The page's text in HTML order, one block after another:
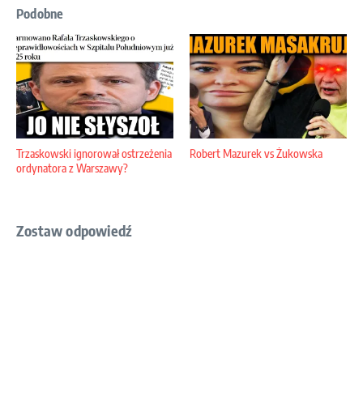
Podobne
Trzaskowski ignorował ostrzeżenia
ordynatora z Warszawy?
Robert Mazurek vs Żukowska
Zostaw odpowiedź